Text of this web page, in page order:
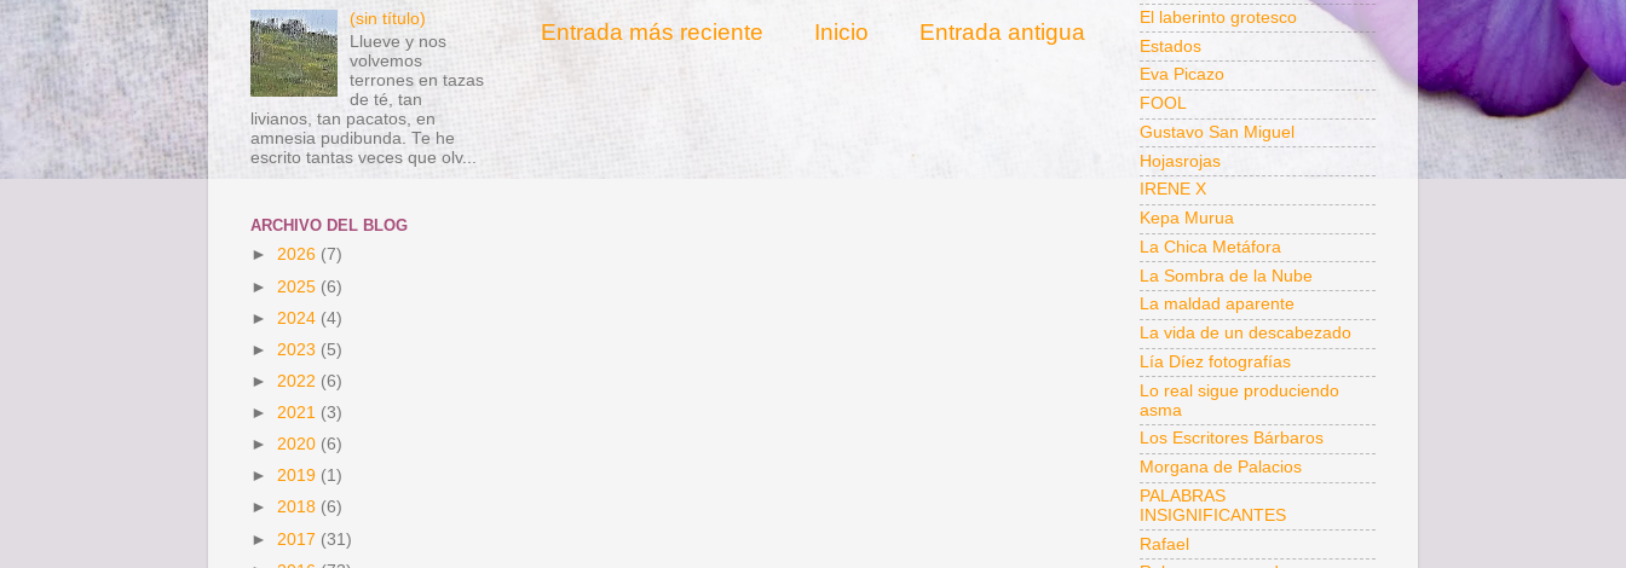
Entrada más reciente Entrada antigua
Inicio
(sin título)
Llueve y nos
volvemos
terrones en tazas
de té, tan
livianos, tan pacatos, en
amnesia pudibunda. Te he
escrito tantas veces que olv...
ARCHIVO DEL BLOG
► 2026 (7)
► 2025 (6)
► 2024 (4)
► 2023 (5)
► 2022 (6)
► 2021 (3)
► 2020 (6)
► 2019 (1)
► 2018 (6)
► 2017 (31)
El laberinto grotesco
Estados
Eva Picazo
FOOL
Gustavo San Miguel
Hojasrojas
IRENE X
Kepa Murua
La Chica Metáfora
La Sombra de la Nube
La maldad aparente
La vida de un descabezado
Lía Díez fotografías
Lo real sigue produciendo
asma
Los Escritores Bárbaros
Morgana de Palacios
PALABRAS
INSIGNIFICANTES
Rafael